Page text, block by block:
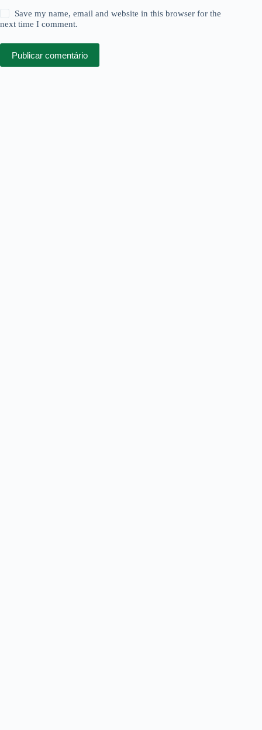
Save my name, email and website in this browser for the
next time I comment.
Publicar comentário